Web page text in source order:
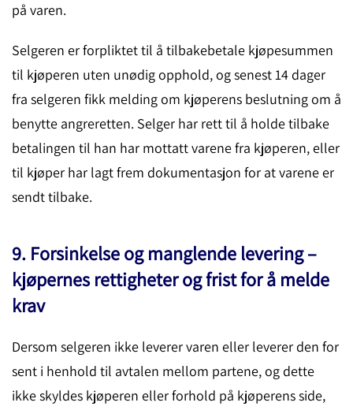
på varen.
Selgeren er forpliktet til å tilbakebetale kjøpesummen
til kjøperen uten unødig opphold, og senest 14 dager
fra selgeren fikk melding om kjøperens beslutning om å
benytte angreretten. Selger har rett til å holde tilbake
betalingen til han har mottatt varene fra kjøperen, eller
til kjøper har lagt frem dokumentasjon for at varene er
sendt tilbake.
9. Forsinkelse og manglende levering –
kjøpernes rettigheter og frist for å melde
krav
Dersom selgeren ikke leverer varen eller leverer den for
sent i henhold til avtalen mellom partene, og dette
ikke skyldes kjøperen eller forhold på kjøperens side,